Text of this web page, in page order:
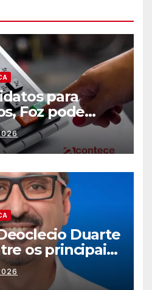
para
Foz pode
Duarte
os principais
Brasil para